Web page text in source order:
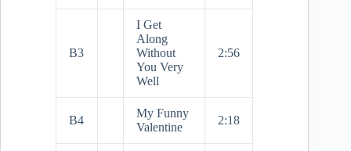
B3
I Get
Along
Without
You Very
Well
2:56
B4
My Funny
Valentine
2:18